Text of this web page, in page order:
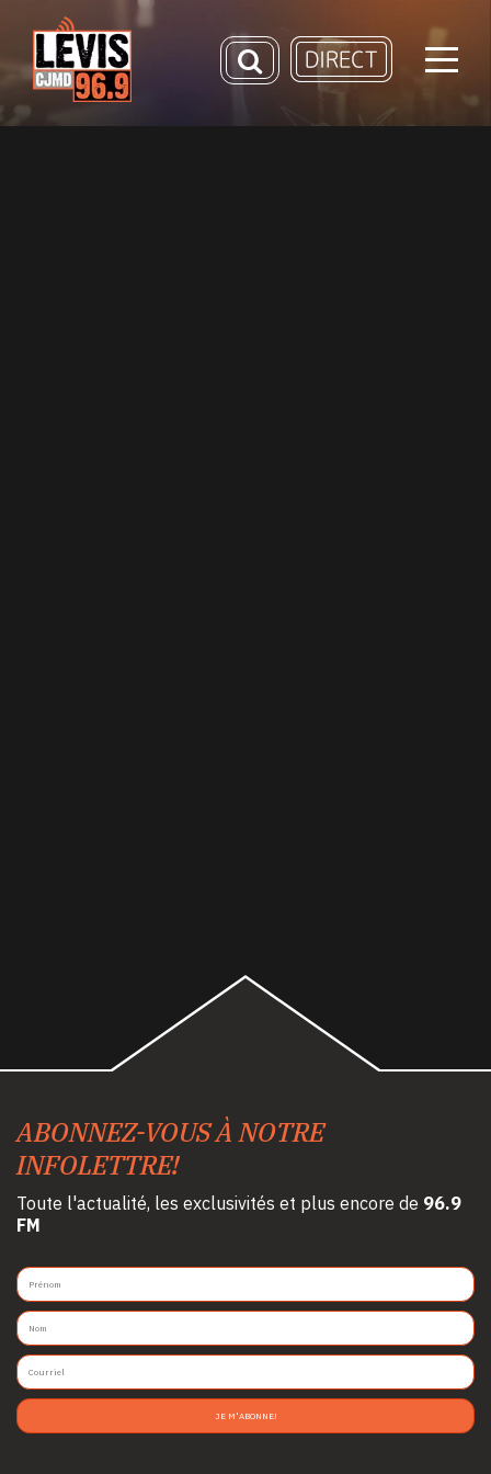
ABONNEZ-VOUS À NOTRE
INFOLETTRE!
Toute l'actualité, les exclusivités et plus encore de 96.9
FM
JE M'ABONNE!